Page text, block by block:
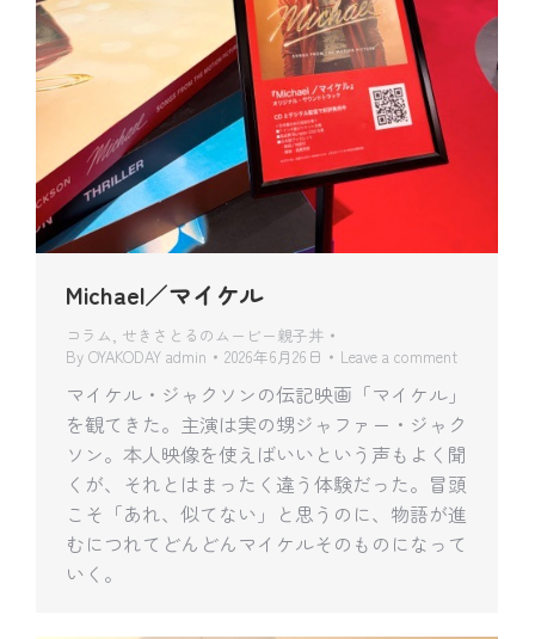
Michael／マイケル
コラム, せきさとるのムービー親子丼
By OYAKODAY admin 2026年6月26日 Leave a comment
マイケル・ジャクソンの伝記映画「マイケル」
を観てきた。主演は実の甥ジャファー・ジャク
ソン。本人映像を使えばいいという声もよく聞
くが、それとはまったく違う体験だった。冒頭
こそ「あれ、似てない」と思うのに、物語が進
むにつれてどんどんマイケルそのものになって
いく。